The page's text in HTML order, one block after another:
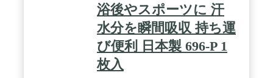
ル認定番号：第2014-327号浴後やスポーツに 汗
水分を瞬間吸収 持ち運
び便利 日本製 696-P 1
枚入